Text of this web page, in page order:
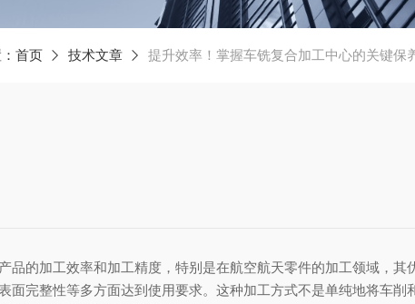
首页 技术文章 提升效率！掌握车铣复合加工中心的关键保
的加工效率和加工精度，特别是在航空航天零件的加工领域，其
完整性等多方面达到使用要求。这种加工方式不是单纯地将车削